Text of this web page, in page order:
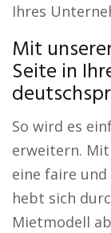
Ihres
Mit
Seite in
So wird es
erweitern.
eine faire
hebt sich
Mietmodell